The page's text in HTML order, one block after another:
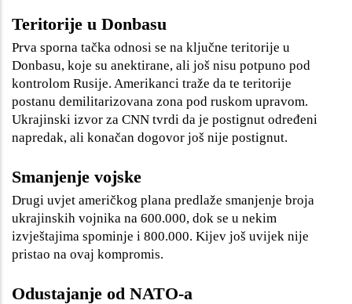
Teritorije u Donbasu
Prva sporna tačka odnosi se na ključne teritorije u
Donbasu, koje su anektirane, ali još nisu potpuno pod
kontrolom Rusije. Amerikanci traže da te teritorije
postanu demilitarizovana zona pod ruskom upravom.
Ukrajinski izvor za CNN tvrdi da je postignut određeni
napredak, ali konačan dogovor još nije postignut.
Smanjenje vojske
Drugi uvjet američkog plana predlaže smanjenje broja
ukrajinskih vojnika na 600.000, dok se u nekim
izvještajima spominje i 800.000. Kijev još uvijek nije
pristao na ovaj kompromis.
Odustajanje od NATO-a